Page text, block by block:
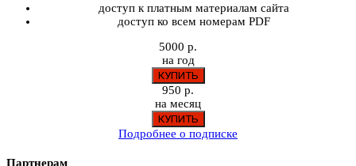
доступ к платным материалам сайта
доступ ко всем номерам PDF
5000 р.
на год
950 р.
на месяц
Подробнее о подписке
Партнерам